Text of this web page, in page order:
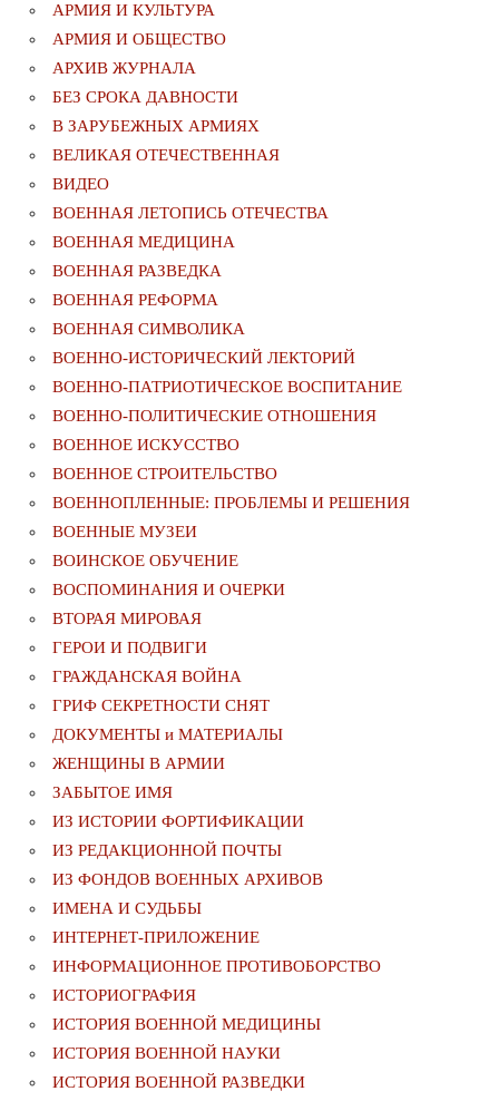
АРМИЯ И КУЛЬТУРА
АРМИЯ И ОБЩЕСТВО
АРХИВ ЖУРНАЛА
БЕЗ СРОКА ДАВНОСТИ
В ЗАРУБЕЖНЫХ АРМИЯХ
ВЕЛИКАЯ ОТЕЧЕСТВЕННАЯ
ВИДЕО
ВОЕННАЯ ЛЕТОПИСЬ ОТЕЧЕСТВА
ВОЕННАЯ МЕДИЦИНА
ВОЕННАЯ РАЗВЕДКА
ВОЕННАЯ РЕФОРМА
ВОЕННАЯ СИМВОЛИКА
ВОЕННО-ИСТОРИЧЕСКИЙ ЛЕКТОРИЙ
ВОЕННО-ПАТРИОТИЧЕСКОЕ ВОСПИТАНИЕ
ВОЕННО-ПОЛИТИЧЕСКИE ОТНОШЕНИЯ
ВОЕННОЕ ИСКУССТВО
ВОЕННОЕ СТРОИТЕЛЬСТВО
ВОЕННОПЛЕННЫЕ: ПРОБЛЕМЫ И РЕШЕНИЯ
ВОЕННЫЕ МУЗЕИ
ВОИНСКОЕ ОБУЧЕНИЕ
ВОСПОМИНАНИЯ И ОЧЕРКИ
ВТОРАЯ МИРОВАЯ
ГЕРОИ И ПОДВИГИ
ГРАЖДАНСКАЯ ВОЙНА
ГРИФ СЕКРЕТНОСТИ СНЯТ
ДОКУМЕНТЫ и МАТЕРИАЛЫ
ЖЕНЩИНЫ В АРМИИ
ЗАБЫТОЕ ИМЯ
ИЗ ИСТОРИИ ФОРТИФИКАЦИИ
ИЗ РЕДАКЦИОННОЙ ПОЧТЫ
ИЗ ФОНДОВ ВОЕННЫХ АРХИВОВ
ИМЕНА И СУДЬБЫ
ИНТЕРНЕТ-ПРИЛОЖЕНИЕ
ИНФОРМАЦИОННОЕ ПРОТИВОБОРСТВО
ИСТОРИОГРАФИЯ
ИСТОРИЯ ВОЕННОЙ МЕДИЦИНЫ
ИСТОРИЯ ВОЕННОЙ НАУКИ
ИСТОРИЯ ВОЕННОЙ РАЗВЕДКИ